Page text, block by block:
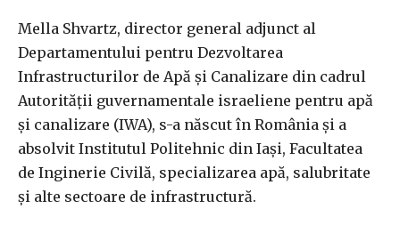
Mella Shvartz, director general adjunct al
Departamentului pentru Dezvoltarea
Infrastructurilor de Apă şi Canalizare din cadrul
Autorităţii guvernamentale israeliene pentru apă
şi canalizare (IWA), s-a născut în România şi a
absolvit Institutul Politehnic din Iaşi, Facultatea
de Inginerie Civilă, specializarea apă, salubritate
şi alte sectoare de infrastructură.